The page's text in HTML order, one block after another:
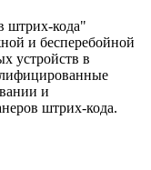
штрих-кода"
и бесперебойной
устройств в
и
штрих-кода.